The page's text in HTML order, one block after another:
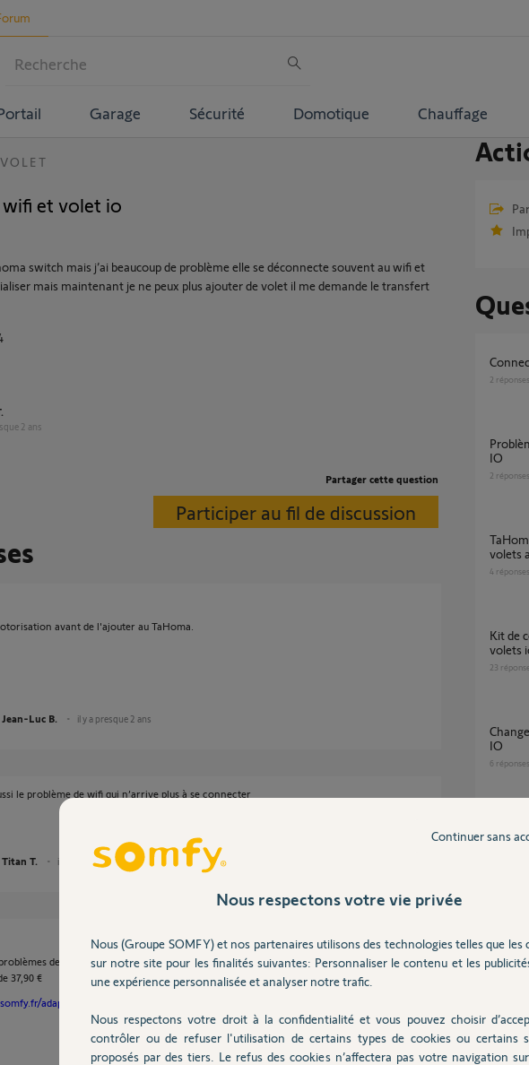
Garage Sécurité Domotique Chauffage
et volet io
switch mais j’ai beaucoup de problème elle se déconnecte souvent au wifi et
mais maintenant je ne peux plus ajouter de volet il me demande le transfert
2 ans
Partager cette question
Participer au fil de discussion
avant de l'ajouter au TaHoma.
Jean-Luc B. il y a presque 2 ans
le problème de wifi qui n’arrive plus à se connecter
Titan T. il y a presque 2 ans
de wifi instable, je vous conseille le câble ethernet vendu sur la
37,90 €
adaptateur-ethernet-rj-45-pour-...
2 réponses
Problème avec la Tahoma et Smoove Origin
IO
2 réponses
TaHoma Switch – états erronés de tous les
volets
4 réponses
Kit de connectivité : impossible d'ajouter mes
volets
23
Changer de Tahoma et connexion aux volets
IO
6 réponses
Nous respectons votre vie privée
Nous (Groupe SOMFY) et nos partenaires utilisons des technologies telles que les
sur notre site pour les finalités suivantes: Personnaliser le contenu et les
une expérience personnalisée et analyser notre trafic.
Nous respectons votre droit à la confidentialité et vous pouvez choisir
contrôler ou de refuser l'utilisation de certains types de cookies ou certains
proposés par des tiers. Le refus des cookies n’affectera pas votre navigation
Continuer sans